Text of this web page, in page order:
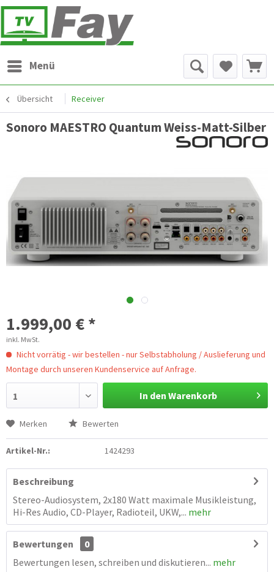
Menü
Übersicht Receiver
Sonoro MAESTRO Quantum Weiss-Matt-Silber
1.999,00 € *
inkl. MwSt.
Nicht vorrätig - wir bestellen - nur Selbstabholung / Auslieferung und
Montage durch unseren Kundenservice auf Anfrage.
1 In den Warenkorb
Merken Bewerten
Artikel-Nr.: 1424293
Beschreibung
Stereo-Audiosystem, 2x180 Watt maximale Musikleistung,
Hi-Res Audio, CD-Player, Radioteil, UKW,... mehr
Bewertungen
0
Bewertungen lesen, schreiben und diskutieren... mehr